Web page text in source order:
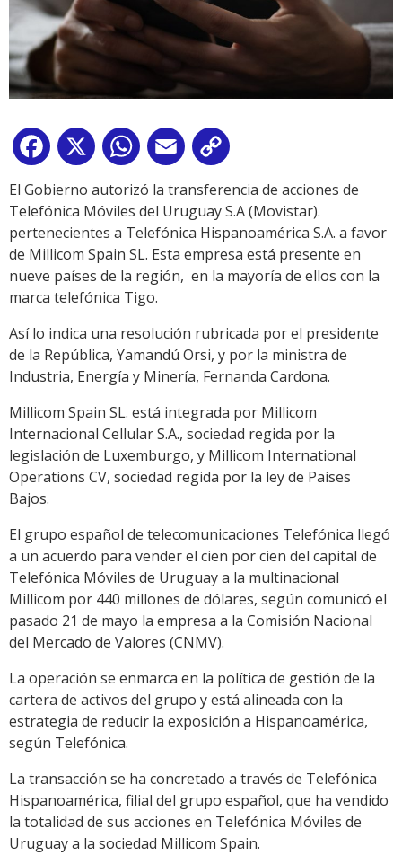
Facebook
X WhatsApp
Email
Link
El Gobierno autorizó la transferencia de acciones de
Telefónica Móviles del Uruguay S.A (Movistar).
pertenecientes a Telefónica Hispanoamérica S.A. a favor
de Millicom Spain SL. Esta empresa está presente en
nueve países de la región, en la mayoría de ellos con la
marca telefónica Tigo.
Así lo indica una resolución rubricada por el presidente
de la República, Yamandú Orsi, y por la ministra de
Industria, Energía y Minería, Fernanda Cardona.
Millicom Spain SL. está integrada por Millicom
Internacional Cellular S.A., sociedad regida por la
legislación de Luxemburgo, y Millicom International
Operations CV, sociedad regida por la ley de Países
Bajos.
El grupo español de telecomunicaciones Telefónica llegó
a un acuerdo para vender el cien por cien del capital de
Telefónica Móviles de Uruguay a la multinacional
Millicom por 440 millones de dólares, según comunicó el
pasado 21 de mayo la empresa a la Comisión Nacional
del Mercado de Valores (CNMV).
La operación se enmarca en la política de gestión de la
cartera de activos del grupo y está alineada con la
estrategia de reducir la exposición a Hispanoamérica,
según Telefónica.
La transacción se ha concretado a través de Telefónica
Hispanoamérica, filial del grupo español, que ha vendido
la totalidad de sus acciones en Telefónica Móviles de
Uruguay a la sociedad Millicom Spain.